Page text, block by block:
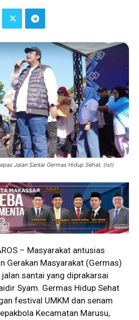
Jalan Santai Germas Hidup Sehat. (ist)
– Masyarakat antusias
Gerakan Masyarakat (Germas)
santai yang diprakarsai
Syam. Germas Hidup Sehat
festival UMKM dan senam
Kecamatan Marusu,